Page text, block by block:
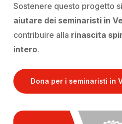
Sostenere questo progetto
aiutare dei seminaristi in
contribuire alla rinascita
intero.
Dona per i seminaristi in